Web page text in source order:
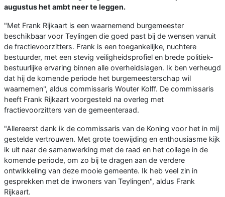
augustus het ambt neer te leggen.
"Met Frank Rijkaart is een waarnemend burgemeester
beschikbaar voor Teylingen die goed past bij de wensen vanuit
de fractievoorzitters. Frank is een toegankelijke, nuchtere
bestuurder, met een stevig veiligheidsprofiel en brede politiek-
bestuurlijke ervaring binnen alle overheidslagen. Ik ben verheugd
dat hij de komende periode het burgemeesterschap wil
waarnemen", aldus commissaris Wouter Kolff. De commissaris
heeft Frank Rijkaart voorgesteld na overleg met
fractievoorzitters van de gemeenteraad.
"Allereerst dank ik de commissaris van de Koning voor het in mij
gestelde vertrouwen. Met grote toewijding en enthousiasme kijk
ik uit naar de samenwerking met de raad en het college in de
komende periode, om zo bij te dragen aan de verdere
ontwikkeling van deze mooie gemeente. Ik heb veel zin in
gesprekken met de inwoners van Teylingen", aldus Frank
Rijkaart.